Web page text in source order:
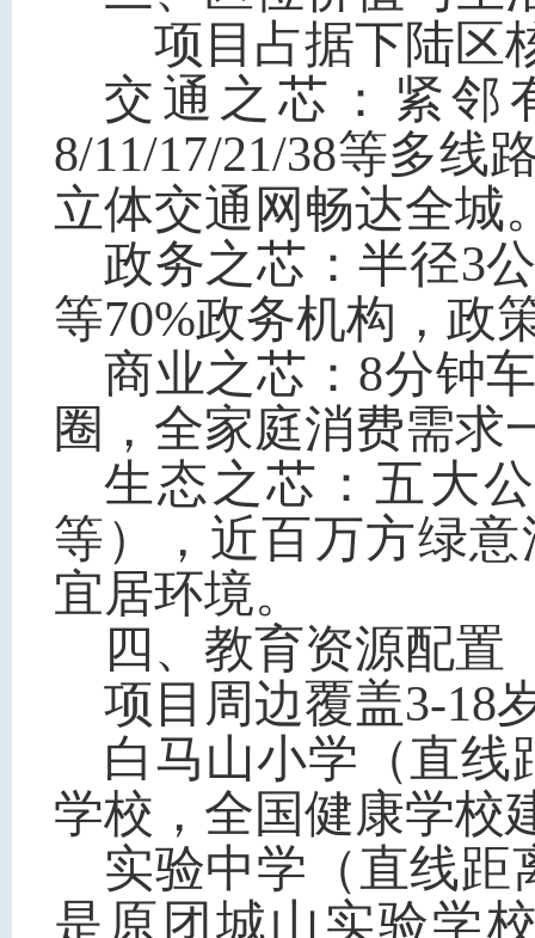
项目占据下陆区核
交通之芯：紧邻
8/11/17/21/38等多线
立体交通网畅达全城
政务之芯：半径3
等70%政务机构，政
商业之芯：8分钟
圈，全家庭消费需求
生态之芯：五大
等），近百万方绿
宜居环境。
四、 教育资源配置
项目周边覆盖3-18
白马山小学（直线
学校，全国健康学校
实验中学（直线距
是原团城山实验学